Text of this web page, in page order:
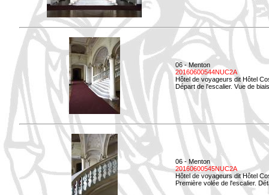
06 - Menton
20160600544NUC2A
Hôtel de voyageurs dit Hôtel
Départ de l'escalier. Vue de
06 - Menton
20160600545NUC2A
Hôtel de voyageurs dit Hôtel
Première volée de l'escalier.